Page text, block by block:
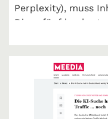
Perplexity), muss
Diese fünf